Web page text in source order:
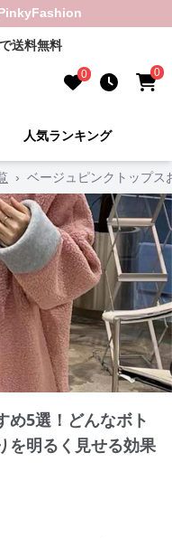
送料無料
0 0
人気ランキング
› ベージュピンクトップス
め5選！どんなボト
を明るく見せる効果